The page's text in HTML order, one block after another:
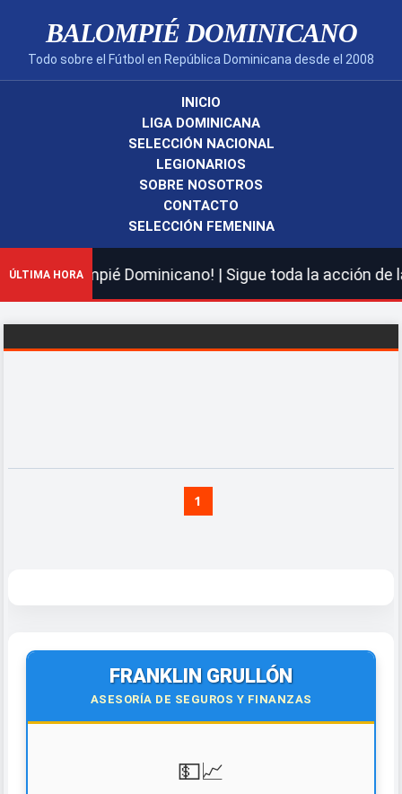
BALOMPIÉ DOMINICANO
Todo sobre el Fútbol en República Dominicana desde el 2008
INICIO
LIGA DOMINICANA
SELECCIÓN NACIONAL
LEGIONARIOS
SOBRE NOSOTROS
CONTACTO
SELECCIÓN FEMENINA
ÚLTIMA HORA
Balompié Dominicano! | Sigue toda la acción de la
1
FRANKLIN GRULLÓN
ASESORÍA DE SEGUROS Y FINANZAS
💵📈